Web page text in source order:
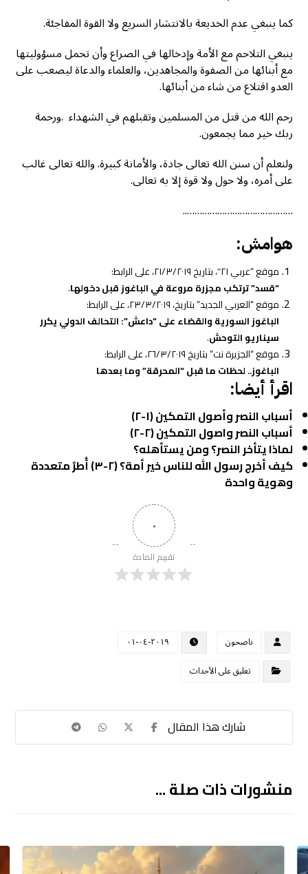
كما ينبغي عدم الخديعة بالانتشار السريع ولا القوة المفاجئة.
ينبغي التلاحم مع الأمة وإدخالها في الصراع وأن تحمل مسؤوليتها
مع أبنائها من الصفوة والمجاهدين، والعلماء والدعاة ليصعب على
العدو اقتلاع من شاء من أبنائها.
رحم الله من قتل من المسلمين وتقبلهم في الشهداء .ورحمة
ربك خير مما يجمعون.
ولنعلم أن سنن الله تعالى جادة، والأمانة كبيرة. والله تعالى غالب
على أمره، ولا حول ولا قوة إلا به تعالى.
……………………………………..
هوامش:
موقع “عربي ٢١″، بتاريخ ٢١/٣/٢٠١٩، على الرابط:
“قسد” ترتكب مجزرة مروعة في الباغوز قبل دخولها.
موقع “العربي الجديد” بتاريخ، ٢٣/٣/٢٠١٩، على الرابط:
الباغوز السورية والقضاء على “داعش”: التحالف الدولي يكرر
سيناريو التوحش.
موقع “الجزيرة نت” بتاريخ ٢٦/٣/٢٠١٩، على الرابط:
الباغوز.. لحظات ما قبل “المحرقة” وما بعدها
اقرأ أيضا:
أسباب النصر وأصول التمكين (١-٢)
أسباب النصر واصول التمكين (٢-٢)
لماذا يتأخر النصر؟ ومن يستأهله؟
كيف أخرج رسول الله للناس خير أمة؟ (٢-٣) أُطرٌ متعددة
وهوية واحدة
٠
تقييم المادة
ناصحون
٢٠١٩-٠٤-٠١
تعليق على الأحداث
منشورات ذات صلة ...